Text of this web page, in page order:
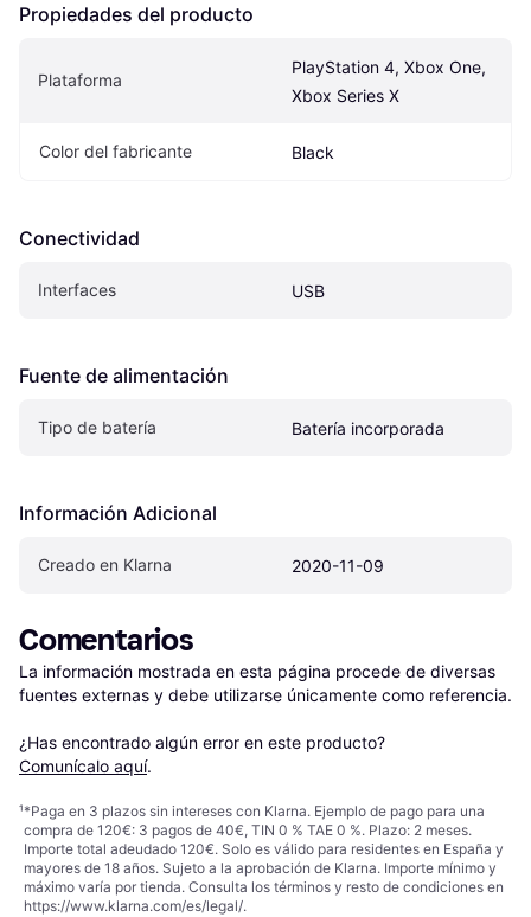
Propiedades del producto
Plataforma
PlayStation 4, Xbox One,
Xbox Series X
Color del fabricante Black
Conectividad
Interfaces USB
Fuente de alimentación
Tipo de batería Batería incorporada
Información Adicional
Creado en Klarna 2020-11-09
Comentarios
La información mostrada en esta página procede de diversas
fuentes externas y debe utilizarse únicamente como referencia.
¿Has encontrado algún error en este producto?
Comunícalo aquí.
¹*Paga en 3 plazos sin intereses con Klarna. Ejemplo de pago para una
compra de 120€: 3 pagos de 40€, TIN 0 % TAE 0 %. Plazo: 2 meses.
Importe total adeudado 120€. Solo es válido para residentes en España y
mayores de 18 años. Sujeto a la aprobación de Klarna. Importe mínimo y
máximo varía por tienda. Consulta los términos y resto de condiciones en
https://www.klarna.com/es/legal/.